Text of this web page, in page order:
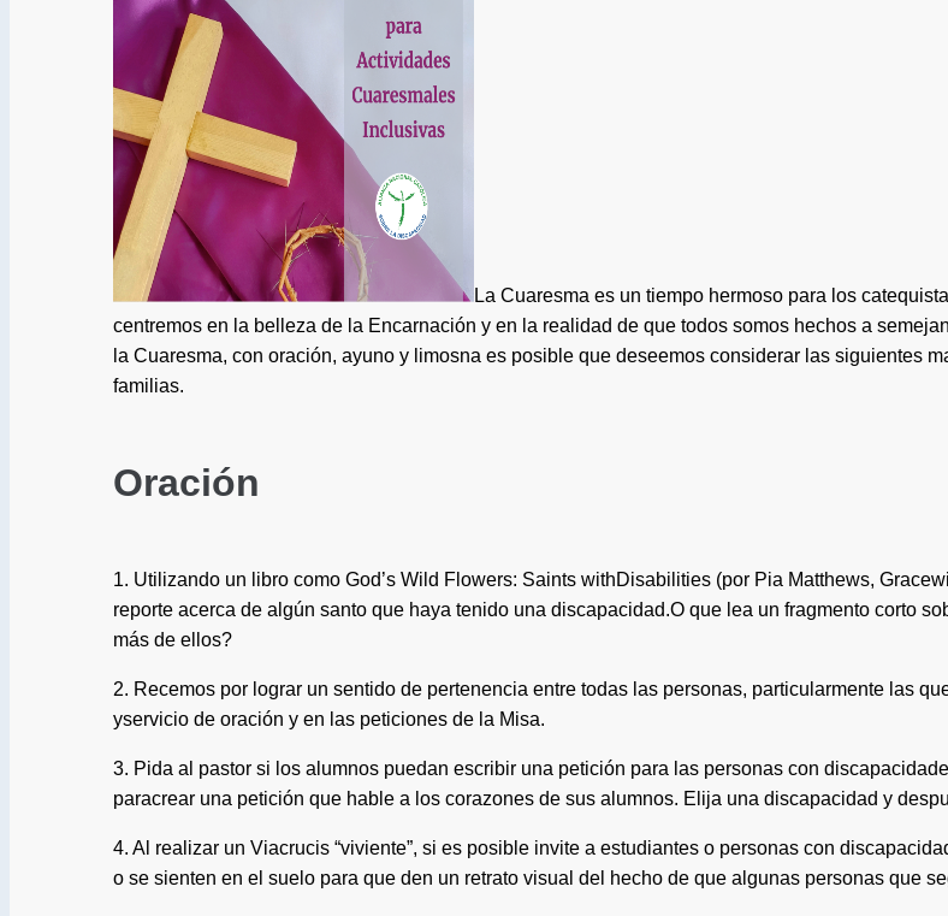
La Cuaresma es un tiempo hermoso para los
centremos en la belleza de la Encarnación y en la realidad de que todos somos hechos a
la Cuaresma, con oración, ayuno y limosna es posible que deseemos considerar las siguientes
familias.
Oración
1. Utilizando un libro como God’s Wild Flowers: Saints withDisabilities (por Pia Matthews,
reporte acerca de algún santo que haya tenido una discapacidad.O que lea un fragmento corto
más de ellos?
2. Recemos por lograr un sentido de pertenencia entre todas las personas, particularmente las
yservicio de oración y en las peticiones de la Misa.
3. Pida al pastor si los alumnos puedan escribir una petición para las personas con
paracrear una petición que hable a los corazones de sus alumnos. Elija una discapacidad y
4. Al realizar un Viacrucis “viviente”, si es posible invite a estudiantes o personas con
o se sienten en el suelo para que den un retrato visual del hecho de que algunas personas que